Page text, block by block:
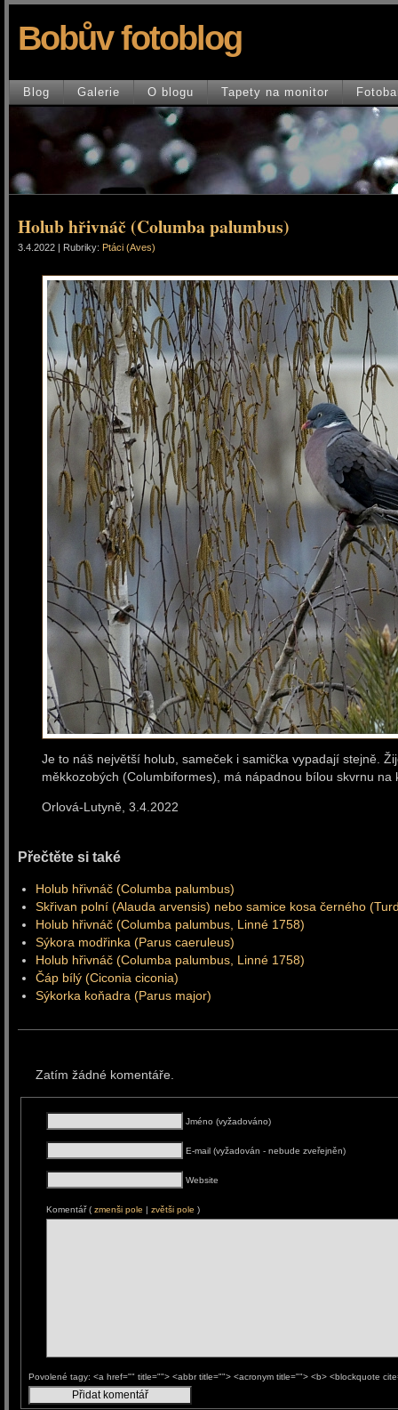
Bobův fotoblog
Blog Galerie O blogu Tapety na monitor
Holub hřivnáč (Columba palumbus)
3.4.2022 | Rubriky: Ptáci (Aves)
Je to náš největší holub, sameček i samička vypadají stejně.
měkkozobých (Columbiformes), má nápadnou bílou skvrnu
Orlová-Lutyně,
Přečtěte si také
Holub hřivnáč (Columba palumbus)
Skřivan polní (Alauda arvensis) nebo samice kosa černého
Holub hřivnáč (Columba palumbus, Linné 1758)
Sýkora modřinka (Parus caeruleus)
Holub hřivnáč (Columba palumbus, Linné 1758)
Čáp bílý (Ciconia ciconia)
Sýkorka koňadra (Parus major)
Zatím žádné komentáře.
Jméno (vyžadováno)
E-mail (vyžadován - nebude zveřejněn)
Website
Komentář ( zmenši pole | zvětši pole )
Povolené tagy: <a href="" title=""> <abbr title=""> <acronym title=""> <b> <blockquote